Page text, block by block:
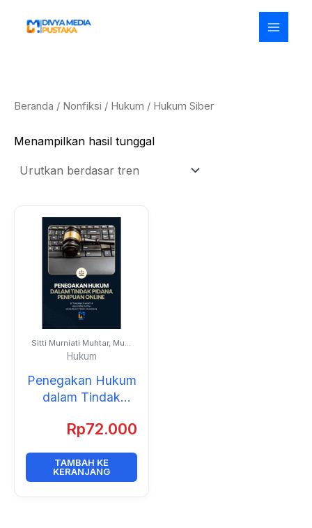
Beranda / Nonfiksi / Hukum / Hukum Siber
Menampilkan hasil tunggal
Sitti Murniati Muhtar, Muh.
Iqbal Sultan, dan
Muhammad Fitrah
Hukum
Penegakan Hukum
dalam Tindak
Online
Rp72.000
TAMBAH KE
KERANJANG